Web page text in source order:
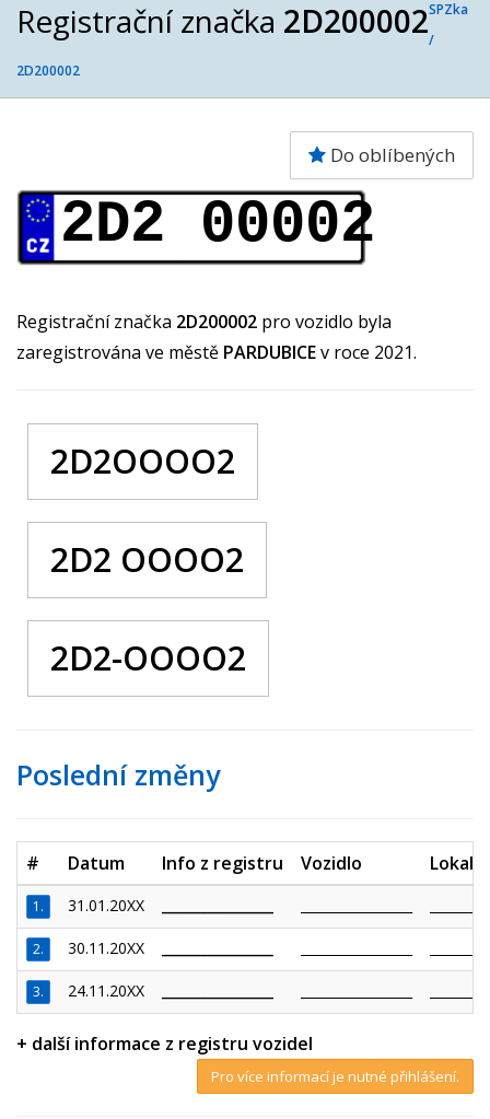
Registrační značka 2D200002SPZka
/
2D200002
Do oblíbených
2D2 00002
Registrační značka 2D200002 pro vozidlo byla
zaregistrována ve městě PARDUBICEv roce 2021.
2D2OOOO2
2D2 OOOO2
2D2-OOOO2
Poslední změny
# Datum Info z registru Vozidlo
1. 31.01.20XX
2. 30.11.20XX
3. 24.11.20XX
+ další informace z registru vozidel
Pro více informací je nutné přihlášení.